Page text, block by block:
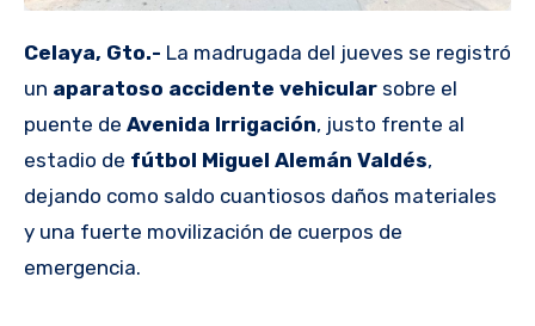
Celaya, Gto.- La madrugada del jueves se registró
un aparatoso accidente vehicular sobre el
puente de Avenida Irrigación, justo frente al
estadio de fútbol Miguel Alemán Valdés,
dejando como saldo cuantiosos daños materiales
y una fuerte movilización de cuerpos de
emergencia.